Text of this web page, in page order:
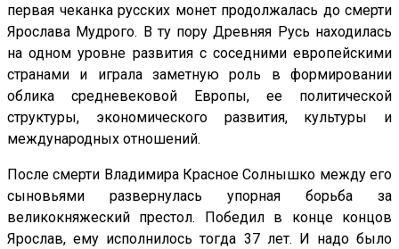
первая чеканка русских монет продолжалась до смерти
Ярослава Мудрого. В ту пору Древняя Русь находилась
на одном уровне развития с соседними европейскими
странами и играла заметную роль в формировании
облика средневековой Европы, ее политической
структуры, экономического развития, культуры и
международных отношений.
После смерти Владимира Красное Солнышко между его
сыновьями развернулась упорная борьба за
великокняжеский престол. Победил в конце концов
Ярослав, ему исполнилось тогда 37 лет. И надо было